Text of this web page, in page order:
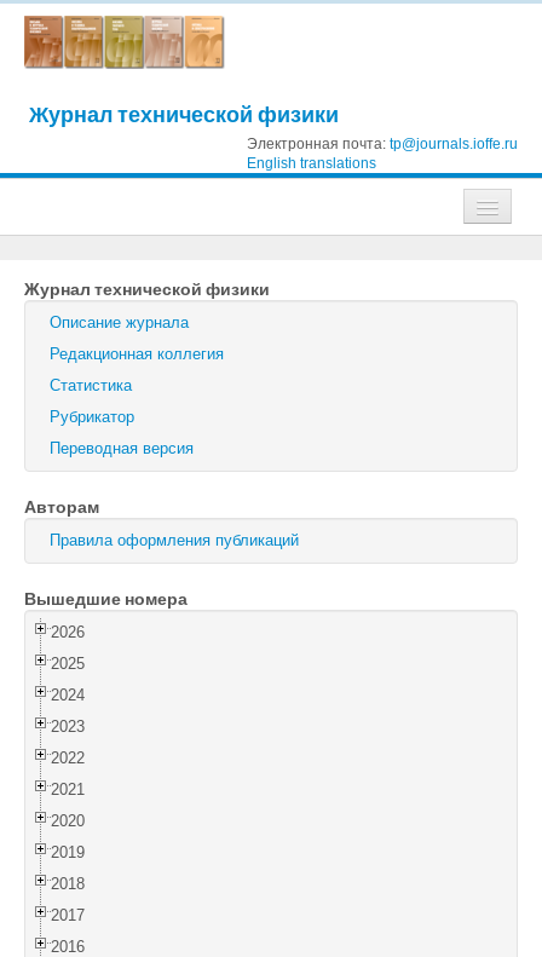
Журнал технической физики
Электронная почта: tp@journals.ioffe.ru
English translations
Журнал технической физики
Письма в Журнал технической физики
Физика твердого тела
Поиск
Журнал технической физики
Описание журнала
Редакционная коллегия
Статистика
Рубрикатор
Переводная версия
Авторам
Правила оформления публикаций
Вышедшие номера
2026
2025
2024
2023
2022
2021
2020
2019
2018
2017
2016